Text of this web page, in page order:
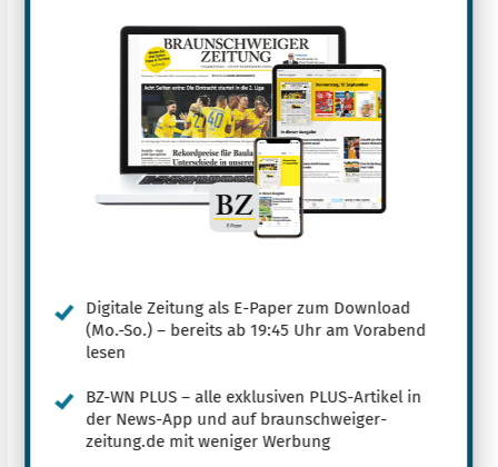
Digitale Zeitung als E-Paper zum Download
(Mo.-So.) – bereits ab 19:45 Uhr am Vorabend
lesen
BZ-WN PLUS – alle exklusiven PLUS-Artikel in
der News-App und auf braunschweiger-
zeitung.de mit weniger Werbung